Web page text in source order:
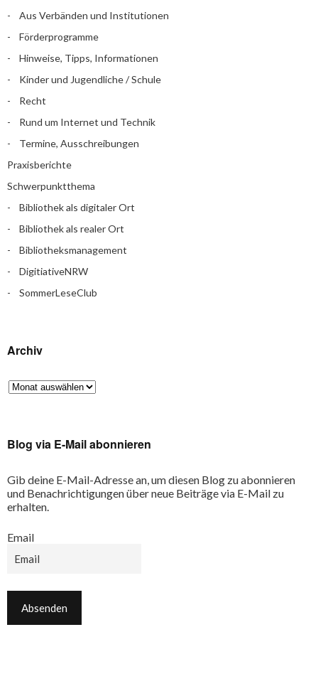
Aus Verbänden und Institutionen
Förderprogramme
Hinweise, Tipps, Informationen
Kinder und Jugendliche / Schule
Recht
Rund um Internet und Technik
Termine, Ausschreibungen
Praxisberichte
Schwerpunktthema
Bibliothek als digitaler Ort
Bibliothek als realer Ort
Bibliotheksmanagement
DigitiativeNRW
SommerLeseClub
Archiv
Blog via E-Mail abonnieren
Gib deine E-Mail-Adresse an, um diesen Blog zu abonnieren
und Benachrichtigungen über neue Beiträge via E-Mail zu
erhalten.
Email